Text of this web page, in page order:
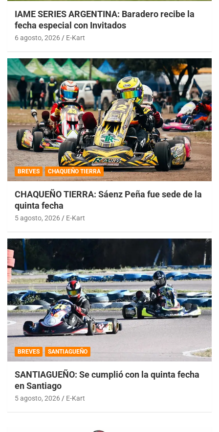
IAME SERIES ARGENTINA: Baradero recibe la
fecha especial con Invitados
6 agosto, 2026 E-Kart
BREVES CHAQUEÑO TIERRA
CHAQUEÑO TIERRA: Sáenz Peña fue sede de la
quinta fecha
5 agosto, 2026 E-Kart
BREVES SANTIAGUEÑO
SANTIAGUEÑO: Se cumplió con la quinta fecha
en Santiago
5 agosto, 2026 E-Kart